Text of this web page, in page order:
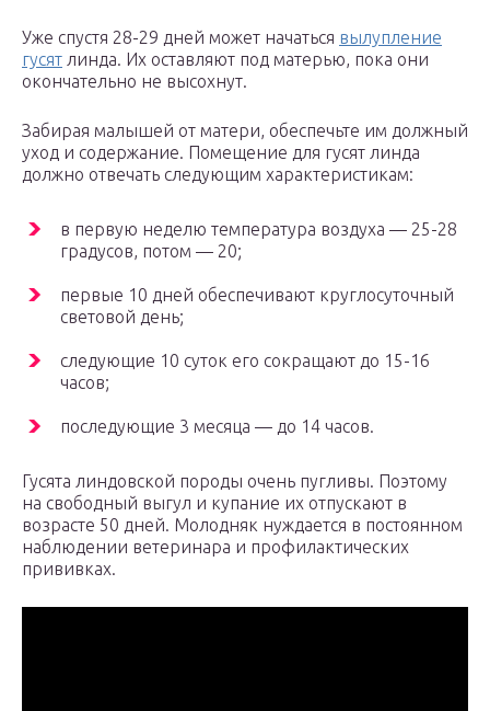
Уже спустя 28-29 дней может начаться вылупление
гусят линда. Их оставляют под матерью, пока они
окончательно не высохнут.
Забирая малышей от матери, обеспечьте им должный
уход и содержание. Помещение для гусят линда
должно отвечать следующим характеристикам:
в первую неделю температура воздуха — 25-28
градусов, потом — 20;
первые 10 дней обеспечивают круглосуточный
световой день;
следующие 10 суток его сокращают до 15-16
часов;
последующие 3 месяца — до 14 часов.
Гусята линдовской породы очень пугливы. Поэтому
на свободный выгул и купание их отпускают в
возрасте 50 дней. Молодняк нуждается в постоянном
наблюдении ветеринара и профилактических
прививках.